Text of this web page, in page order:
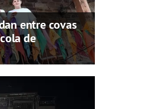
entre covas
de